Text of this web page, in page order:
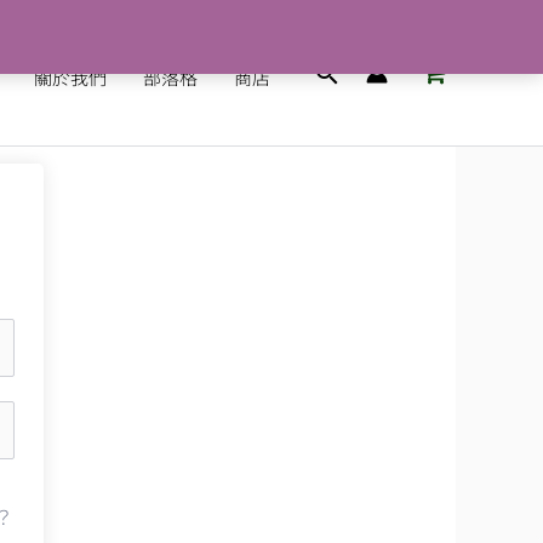
關於我們 部落格 商店
搜